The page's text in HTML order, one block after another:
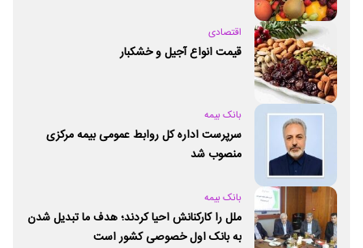
اقتصادی
قیمت انواع آجیل و خشکبار
بانک بیمه
سرپرست اداره کل روابط عمومی بیمه مرکزی
منصوب شد
بانک بیمه
ملل را کارکنانش احیا کردند؛ هدف ما تبدیل شدن
به بانک اول خصوصی کشور است